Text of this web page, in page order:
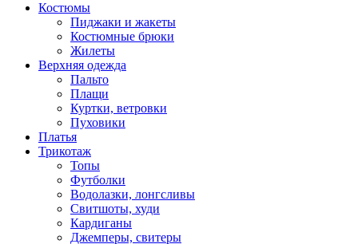
Костюмы
Пиджаки и жакеты
Костюмные брюки
Жилеты
Верхняя одежда
Пальто
Плащи
Куртки, ветровки
Пуховики
Платья
Трикотаж
Топы
Футболки
Водолазки, лонгсливы
Свитшоты, худи
Кардиганы
Джемперы, свитеры